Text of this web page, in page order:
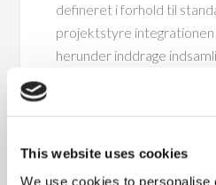
This website uses cookies
We use cookies to personalise
defineret i forhold til
projektstyre integrationen
herunder inddrage
Fisker importerer selv